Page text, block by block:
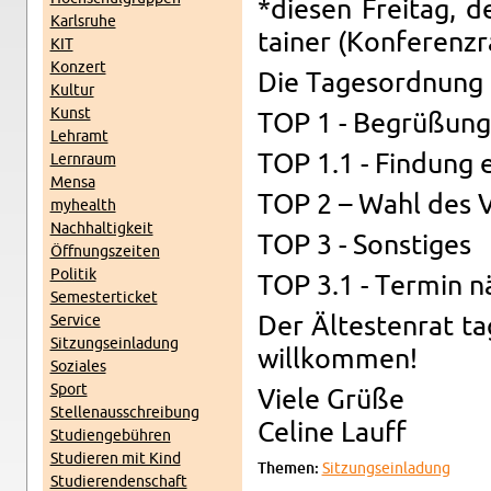
Karls­ru­he
KIT
Kon­zert
Kul­tur
Kunst
Lehr­amt
Lern­raum
Mensa
myhe­alth
Nach­hal­tig­keit
Öff­nungs­zei­ten
Po­li­tik
Se­mes­ter­ti­cket
Ser­vice
Sit­zungs­ein­la­dung
So­zia­les
Sport
Stel­len­aus­schrei­bung
Stu­di­en­ge­büh­ren
Stu­die­ren mit Kind
Stu­die­ren­den­schaft
*die­sen Frei­tag,
tai­ner
Die
TOP 1 - Be­grü­ßung
TOP 1.1 -
TOP 2 – Wahl des
TOP 3 - Sons­ti­ges
TOP 3.1 - Ter­min
Der Äl­tes­ten­rat
will­kom­men!
Viele Grüße
Ce­li­ne Lauff
The­men: Sit­zungs­ein­la­dung